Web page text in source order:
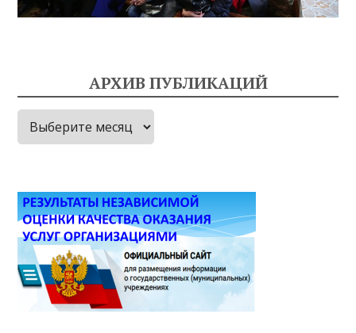
АРХИВ ПУБЛИКАЦИЙ
Архив
публикаций